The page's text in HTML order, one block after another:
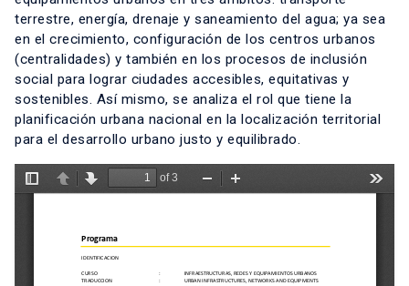
terrestre, energía, drenaje y saneamiento del agua; ya sea
en el crecimiento, configuración de los centros urbanos
(centralidades) y también en los procesos de inclusión
social para lograr ciudades accesibles, equitativas y
sostenibles. Así mismo, se analiza el rol que tiene la
planificación urbana nacional en la localización territorial
para el desarrollo urbano justo y equilibrado.